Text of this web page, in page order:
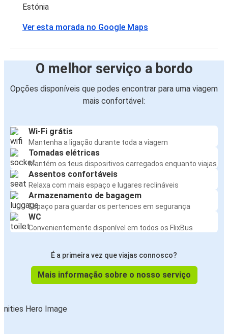
Estónia
Ver esta morada no Google Maps
O melhor serviço a bordo
Opções disponíveis que podes encontrar para uma viagem
mais confortável:
Wi-Fi grátis
Mantenha a ligação durante toda a viagem
Tomadas elétricas
Mantém os teus dispositivos carregados enquanto viajas
Assentos confortáveis
Relaxa com mais espaço e lugares reclináveis
Armazenamento de bagagem
Espaço para guardar os pertences em segurança
WC
Convenientemente disponível em todos os FlixBus
É a primeira vez que viajas connosco?
Mais informação sobre o nosso serviço